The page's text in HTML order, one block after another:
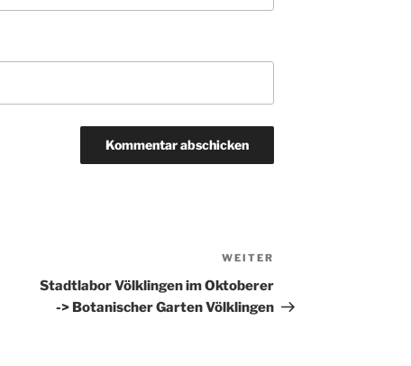
WEITER
Stadtlabor Völklingen im Oktoberer
-> Botanischer Garten Völklingen